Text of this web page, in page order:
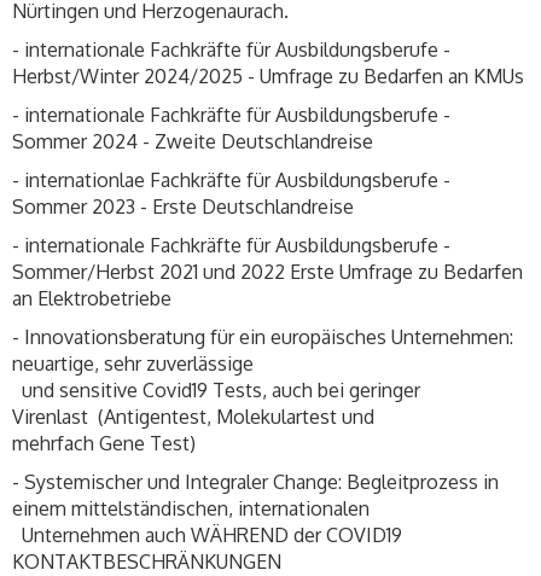
Nürtingen und Herzogenaurach.
- internationale Fachkräfte für Ausbildungsberufe -
Herbst/Winter 2024/2025 - Umfrage zu Bedarfen an KMUs
- internationale Fachkräfte für Ausbildungsberufe -
Sommer 2024 - Zweite Deutschlandreise
- internationlae Fachkräfte für Ausbildungsberufe -
Sommer 2023 - Erste Deutschlandreise
- internationale Fachkräfte für Ausbildungsberufe -
Sommer/Herbst 2021 und 2022 Erste Umfrage zu Bedarfen
an Elektrobetriebe
- Innovationsberatung für ein europäisches Unternehmen:
neuartige, sehr zuverlässige
und sensitive Covid19 Tests, auch bei geringer
Virenlast (Antigentest, Molekulartest und
mehrfach Gene Test)
- Systemischer und Integraler Change: Begleitprozess in
einem mittelständischen, internationalen
Unternehmen auch WÄHREND der COVID19
KONTAKTBESCHRÄNKUNGEN